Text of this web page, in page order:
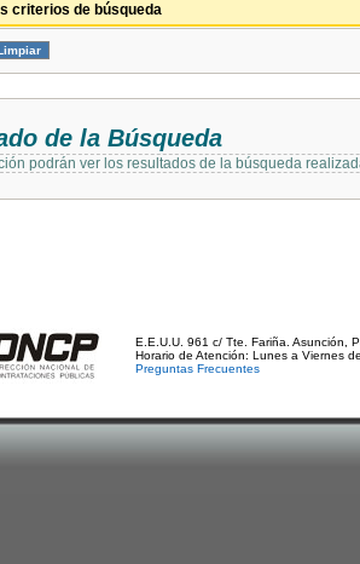
criterios de búsqueda
de la Búsqueda
podrán ver los resultados de la búsqueda
E.E.U.U. 961 c/ Tte. Fariña. Asunción,
Horario de Atención: Lunes a Viernes
Preguntas Frecuentes